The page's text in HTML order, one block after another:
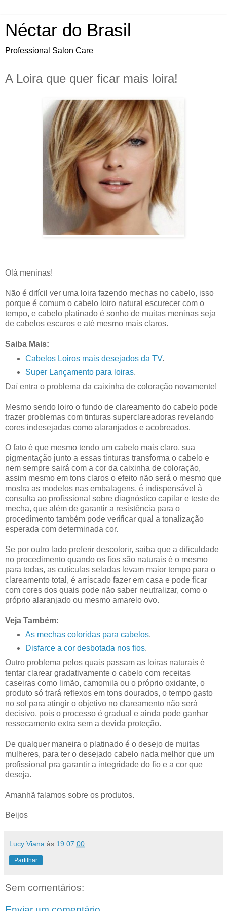
Néctar do Brasil
Professional Salon Care
A Loira que quer ficar mais loira!
Olá meninas!
Não é difícil ver uma loira fazendo mechas no cabelo, isso
porque é comum o cabelo loiro natural escurecer com o
tempo, e cabelo platinado é sonho de muitas meninas seja
de cabelos escuros e até mesmo mais claros.
Saiba Mais:
Cabelos Loiros mais desejados da TV.
Super Lançamento para loiras.
Daí entra o problema da caixinha de coloração novamente!
Mesmo sendo loiro o fundo de clareamento do cabelo pode
trazer problemas com tinturas superclareadoras revelando
cores indesejadas como alaranjados e acobreados.
O fato é que mesmo tendo um cabelo mais claro, sua
pigmentação junto a essas tinturas transforma o cabelo e
nem sempre sairá com a cor da caixinha de coloração,
assim mesmo em tons claros o efeito não será o mesmo que
mostra as modelos nas embalagens, é indispensável à
consulta ao profissional sobre diagnóstico capilar e teste de
mecha, que além de garantir a resistência para o
procedimento também pode verificar qual a tonalização
esperada com determinada cor.
Se por outro lado preferir descolorir, saiba que a dificuldade
no procedimento quando os fios são naturais é o mesmo
para todas, as cutículas seladas levam maior tempo para o
clareamento total, é arriscado fazer em casa e pode ficar
com cores dos quais pode não saber neutralizar, como o
próprio alaranjado ou mesmo amarelo ovo.
Veja Também:
As mechas coloridas para cabelos.
Disfarce a cor desbotada nos fios.
Outro problema pelos quais passam as loiras naturais é
tentar clarear gradativamente o cabelo com receitas
caseiras como limão, camomila ou o próprio oxidante, o
produto só trará reflexos em tons dourados, o tempo gasto
no sol para atingir o objetivo no clareamento não será
decisivo, pois o processo é gradual e ainda pode ganhar
ressecamento extra sem a devida proteção.
De qualquer maneira o platinado é o desejo de muitas
mulheres, para ter o desejado cabelo nada melhor que um
profissional pra garantir a integridade do fio e a cor que
deseja.
Amanhã falamos sobre os produtos.
Beijos
Lucy Viana às 19:07:00
Partilhar
Sem comentários: